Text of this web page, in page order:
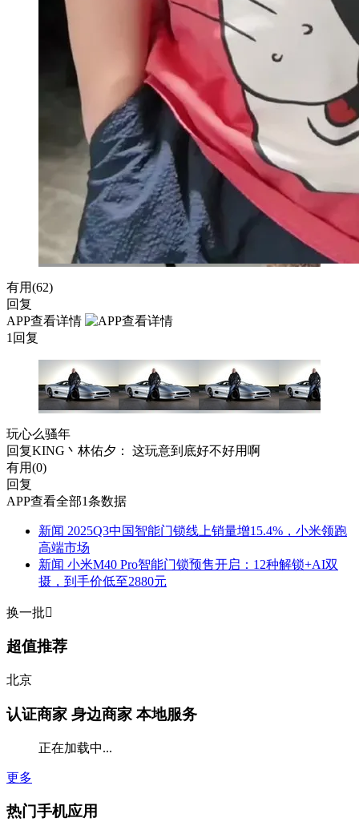
有用(62)
回复
APP查看详情
1回复
玩心么骚年
回复KING丶林佑夕 ： 这玩意到底好不好用啊
有用(0)
回复
APP查看全部1条数据
新闻 2025Q3中国智能门锁线上销量增15.4%，小米领跑
高端市场
新闻 小米M40 Pro智能门锁预售开启：12种解锁+AI双
摄，到手价低至2880元
换一批
超值推荐
北京
认证商家 身边商家 本地服务
正在加载中...
更多
热门手机应用